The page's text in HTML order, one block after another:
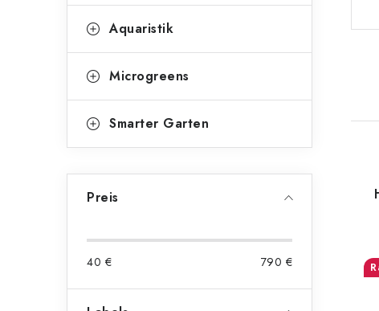
Aquaristik
Microgreens
Smarter Garten
Preis
40 € 790 €
e